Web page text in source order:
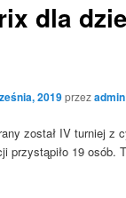
dla
2019przezadmin
został IV turniej z
przystąpiło 19 osób.